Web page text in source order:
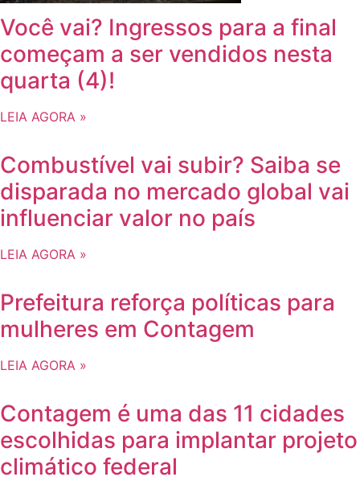
Você vai? Ingressos para a final
começam a ser vendidos nesta
quarta (4)!
LEIA AGORA »
Combustível vai subir? Saiba se
disparada no mercado global vai
influenciar valor no país
LEIA AGORA »
Prefeitura reforça políticas para
mulheres em Contagem
LEIA AGORA »
Contagem é uma das 11 cidades
escolhidas para implantar projeto
climático federal